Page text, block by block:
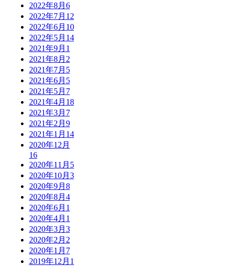
2022年8月 6
2022年7月 12
2022年6月 10
2022年5月 14
2021年9月 1
2021年8月 2
2021年7月 5
2021年6月 5
2021年5月 7
2021年4月 18
2021年3月 7
2021年2月 9
2021年1月 14
2020年12月
16
2020年11月 5
2020年10月 3
2020年9月 8
2020年8月 4
2020年6月 1
2020年4月 1
2020年3月 3
2020年2月 2
2020年1月 7
2019年12月 1